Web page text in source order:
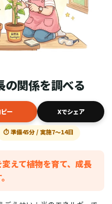
の関係を調べる
ー Xでシェア
⏱ 準備45分 / 実施7〜14日
えて植物を育て、成長